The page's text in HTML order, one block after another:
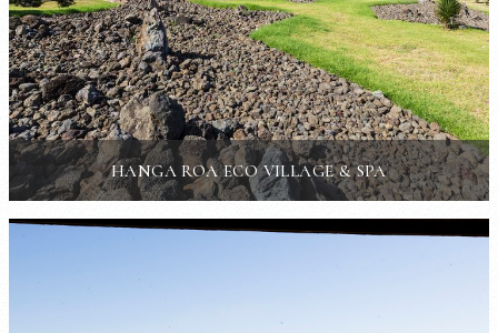
HANGA ROA ECO VILLAGE & SPA